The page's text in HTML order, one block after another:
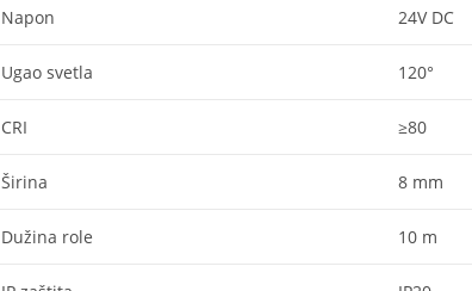
Napon 24V DC
Ugao svetla 120°
CRI ≥80
Širina 8 mm
Dužina role 10 m